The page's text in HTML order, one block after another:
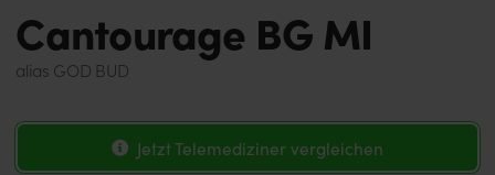
Cantourage BG MI
alias GOD BUD
Jetzt Telemediziner vergleichen